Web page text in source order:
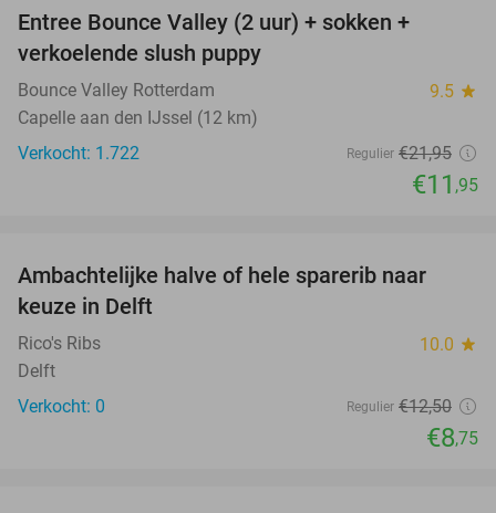
TODAY
Entree Bounce Valley (2 uur) + sokken +
verkoelende slush puppy
Bounce Valley Rotterdam 9.5 star
Capelle aan den IJssel (12 km)
Verkocht: 1.722
Regulier €21,95
€11 ,95
TODAY
Ambachtelijke halve of hele sparerib naar
keuze in Delft
Rico's Ribs 10.0 star
Delft
Verkocht: 0
Regulier €12,50
€8,75